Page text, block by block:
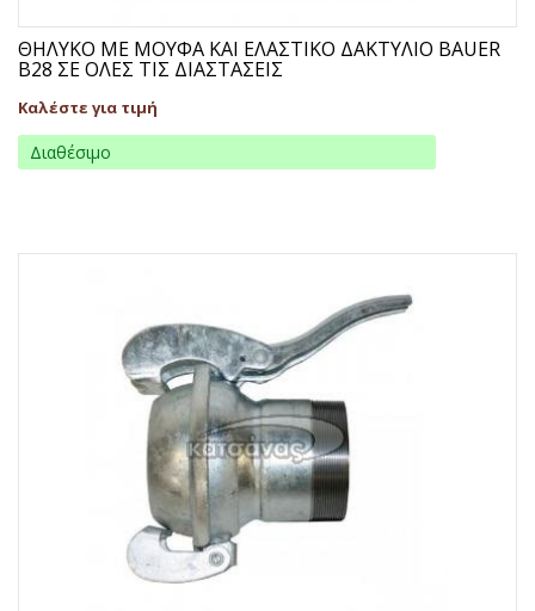
ΘΗΛΥΚΟ ΜΕ ΜΟΥΦΑ ΚΑΙ ΕΛΑΣΤΙΚΟ ΔΑΚΤΥΛΙΟ BAUER
B28 ΣΕ ΟΛΕΣ ΤΙΣ ΔΙΑΣΤΑΣΕΙΣ
Καλέστε για τιμή
Διαθέσιμο